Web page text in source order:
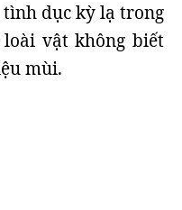
dục kỳ lạ trong
vật không biết
mùi.